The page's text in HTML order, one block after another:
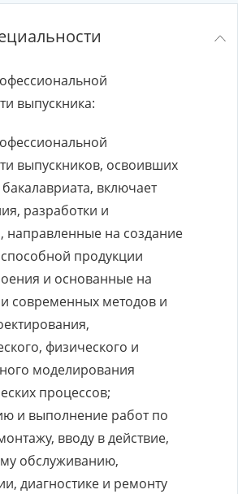
выпускника:
выпускников, освоивших
включает
разработки и
направленные на создание
продукции
и основанные на
современных методов и
физического и
моделирования
процессов;
и выполнение работ по
вводу в действие,
обслуживанию,
диагностике и ремонту